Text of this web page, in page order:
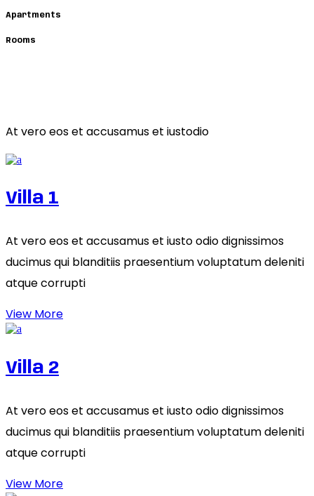
Apartments
Rooms
At vero eos et accusamus et iustodio
Villa 1
At vero eos et accusamus et iusto odio dignissimos
ducimus qui blanditiis praesentium voluptatum deleniti
atque corrupti
View More
Villa 2
At vero eos et accusamus et iusto odio dignissimos
ducimus qui blanditiis praesentium voluptatum deleniti
atque corrupti
View More